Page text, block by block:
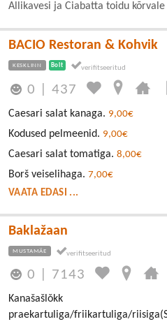
Allikavesi ja Ciabatta toidu kõrvale
BACIO Restoran & Kohvik
KESKLINN Bolt
0 |437
Caesari salat kanaga. 9,00€
Kodused pelmeenid. 9,00€
Caesari salat tomatiga. 8,00€
Borš veiselihaga. 7,00€
VAATA EDASI ...
Baklažaan
MUSTAMÄE
0 7143
Kanašašlǒkk
praekartuliga/friikartuliga/